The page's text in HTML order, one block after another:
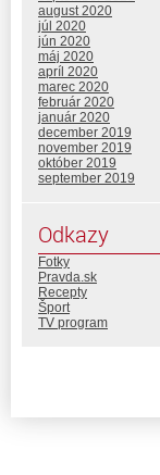
august 2020
júl 2020
jún 2020
máj 2020
apríl 2020
marec 2020
február 2020
január 2020
december 2019
november 2019
október 2019
september 2019
Odkazy
Fotky
Pravda.sk
Recepty
Šport
TV program